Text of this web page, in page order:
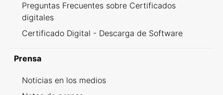
Preguntas Frecuentes sobre Certificados
digitales
Certificado Digital - Descarga de Software
Prensa
Noticias en los medios